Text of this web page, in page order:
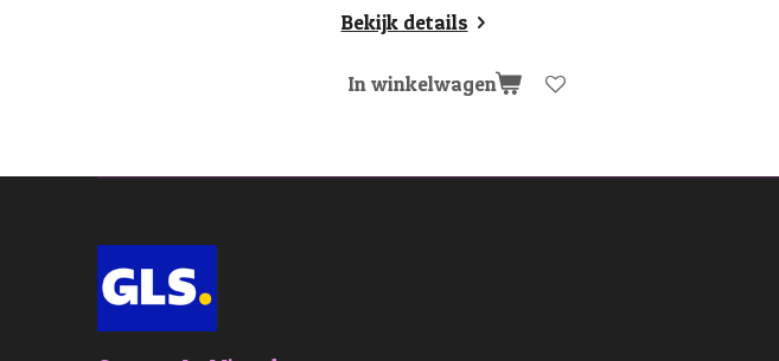
Bekijk details
In winkelwagen